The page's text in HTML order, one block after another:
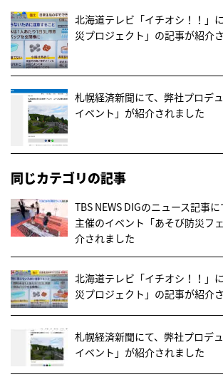
北海道テレビ「イチオシ！！」
災プロジェクト」の記事が紹介
札幌経済新聞にて、弊社プロデ
イベント」が紹介されました
同じカテゴリの記事
TBS NEWS DIGのニュース記事
主催のイベント「あそび防災フ
介されました
北海道テレビ「イチオシ！！」
災プロジェクト」の記事が紹介
札幌経済新聞にて、弊社プロデ
イベント」が紹介されました